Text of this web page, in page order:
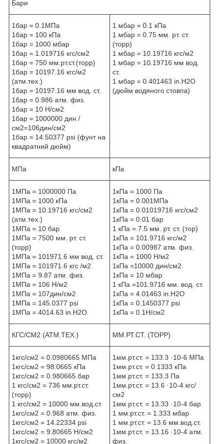
Бари
1бар = 0.1МПа
1бар = 100 кПа
1бар = 1000 мбар
1бар = 1.019716 кгс/см2
1бар = 750 мм.рт.ст.(торр)
1бар = 10197.16 кгс/м2
(атм.тех.)
1бар = 10197.16 мм вод. ст.
1бар = 0.986 атм. физ.
1бар = 10 Н/см2
1бар = 1000000 дин /
см2=106дин/см2
1бар = 14.50377 psi (фунт на
квадратний дюйм)
1 мбар = 0.1 кПа
1 мбар = 0.75 мм. рт. ст.
(торр)
1 мбар = 10.19716 кгс/м2
1 мбар = 10.19716 мм вод.
ст.
1 мбар = 0.401463 in.H2O
(дюйм водяного стовпа)
МПа кПа
1МПа = 1000000 Па
1МПа = 1000 кПа
1МПа = 10.19716 кгс/см2
(атм.тех.)
1МПа = 10 бар
1МПа = 7500 мм. рт. ст.
(торр)
1МПа = 101971.6 мм вод. ст.
1МПа = 101971.6 кгс /м2
1МПа = 9.87 атм. физ.
1МПа = 106 Н/м2
1МПа = 107дин/см2
1МПа = 145.0377 psi
1МПа = 4014.63 in.H2О
1кПа = 1000 Па
1кПа = 0.001МПа
1кПа = 0.01019716 кгс/см2
1кПа = 0.01 бар
1 кПа = 7.5 мм. рт. ст. (тор)
1кПа = 101.9716 кгс/м2
1кПа = 0.00987 атм. физ.
1кПа = 1000 Н/м2
1кПа =10000 дин/см2
1кПа = 10 мбар
1 кПа =101.9716 мм. вод. ст.
1кПа = 4.01463 in.H2O
1кПа = 0.1450377 psi
1кПа = 0.1Н/см2
КГС/СМ2 (АТМ.ТЕХ.) ММ.РТ.СТ. (ТОРР)
1кгс/см2 = 0.0980665 МПа
1кгс/см2 = 98.0665 кПа
1кгс/см2 = 0.980665 бар
1 кгс/см2 = 736 мм.рт.ст.
(торр)
1 кгс/см2 = 10000 мм.вод.ст.
1кгс/см2 = 0.968 атм. физ.
1кгс/см2 = 14.22334 psi
1кгс/см2 = 9.80665 Н/см2
1кгс/см2 = 10000 кгс/м2
1мм.рт.ст. = 133.3 ·10-6 МПа
1мм.рт.ст. = 0.1333 кПа
1мм.рт.ст. = 133.3 Па
1мм.рт.ст. = 13.6 ·10-4 кгс/
см2
1мм.рт.ст. = 13.33 ·10-4 бар
1 мм.рт.ст. = 1.333 мбар
1 мм.рт.ст. = 13.6 мм.вод.ст.
1мм.рт.ст. = 13.16 ·10-4 атм.
физ.